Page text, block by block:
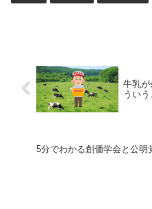
牛乳が
ういう
5分でわかる創価学会と公明